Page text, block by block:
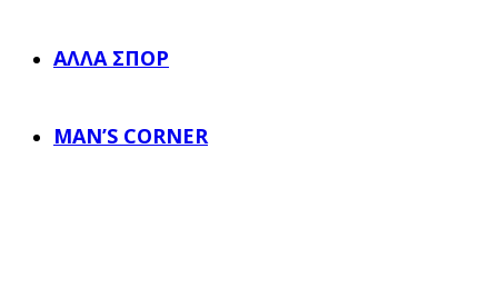
ΆΛΛΑ ΣΠΟΡ
MAN’S CORNER